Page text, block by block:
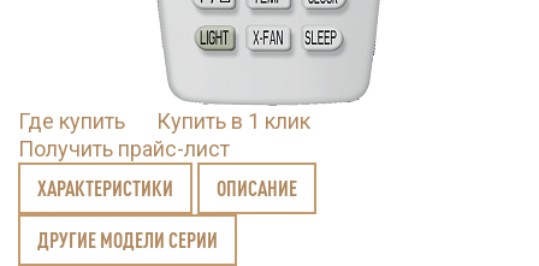
Где купить
Купить в 1 клик
Получить прайс-лист
ХАРАКТЕРИСТИКИ ОПИСАНИЕ
ДРУГИЕ МОДЕЛИ СЕРИИ